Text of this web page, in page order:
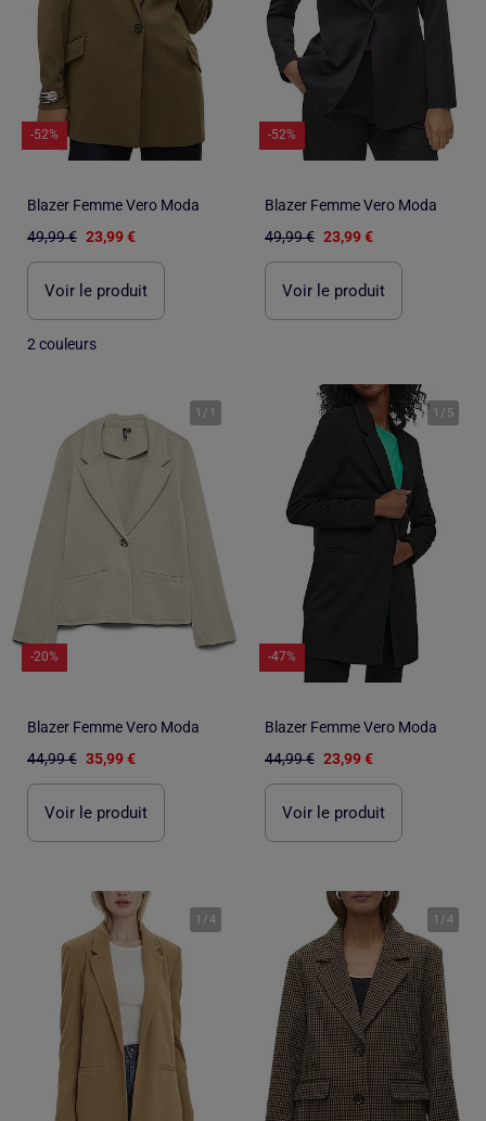
-52%
Blazer Femme Vero Moda
49,99 € 23,99 €
Voir le produit
2 couleurs
-52%
Blazer Femme Vero Moda
49,99 € 23,99 €
Voir le produit
1 / 1
-20%
Blazer Femme Vero Moda
44,99 € 35,99 €
Voir le produit
1 / 5
-47%
Blazer Femme Vero Moda
44,99 € 23,99 €
Voir le produit
1 /4 1 /4